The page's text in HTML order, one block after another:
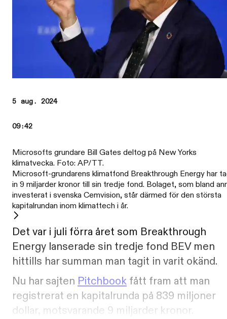
5 aug. 2024
09:42
Microsofts grundare Bill Gates deltog på New Yorks
klimatvecka. Foto: AP/TT.
Microsoft-grundarens klimatfond Breakthrough Energy har
in 9 miljarder kronor till sin tredje fond. Bolaget, som bland
investerat i svenska Cemvision, står därmed för den största
kapitalrundan inom klimattech i år.
Det var i juli förra året som Breakthrough
Energy lanserade sin tredje fond BEV men
hittills har summan man tagit in varit okänd.
Nu har sajten Pitchbook fått fram att man
registrerat en kapitalrunda på 839 miljoner
dollar, motsvarande 9 miljarder kronor.